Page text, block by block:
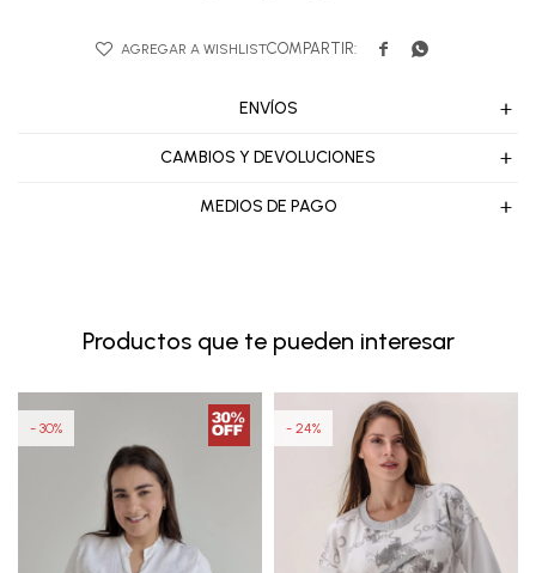
 
ENVÍOS
CAMBIOS Y DEVOLUCIONES
MEDIOS DE PAGO
Productos que te pueden interesar
30 24